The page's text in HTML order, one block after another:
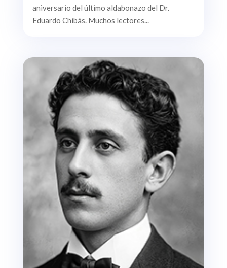
aniversario del último aldabonazo del Dr.
Eduardo Chibás. Muchos lectores...